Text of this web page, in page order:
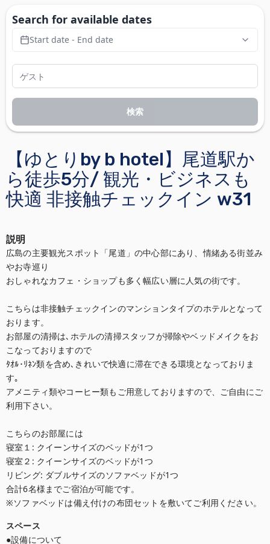
【ゆとりby b hotel】尾道駅か
ら徒歩5分/ 観光・ビジネスも
快適 非接触チェックイン w31
説明
広島の主要観光スポット「尾道」の中心部にあり、情緒ある街並み
やお寺巡り
おしゃれなカフェ・ショップも多く幅広い層に人気の街です。
こちらは非接触チェックインのマンションタイプのホテルとなって
おります。
お部屋の清掃は､ホテルの清掃スタッフが掃除やベッドメイクをお
こなっておりますので
ﾀｵﾙ･ﾘﾈﾝ類を含め､きれいで快適に滞在できる環境となっておりま
す｡
アメニティ類やコーヒー類もご用意しておりますので、ご自由にご
利用下さい。
こちらのお部屋には
寝室１: クイーンサイズのベッドが1つ
寝室２: クイーンサイズのベッドが1つ
リビング: ダブルサイズのソファベッドが1つ
合計6名様までご宿泊が可能です。
※ソファベッドは備え付けの布団セットを敷いてご利用ください。
スペース
●設備について
Search for available dates
Start date - End date
検索